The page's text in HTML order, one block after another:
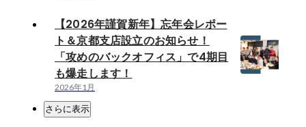
【2026年謹賀新年】忘年会レポー
ト＆京都支店設立のお知らせ！
「攻めのバックオフィス」で4期目
も爆走します！
2026年1月
さらに表示